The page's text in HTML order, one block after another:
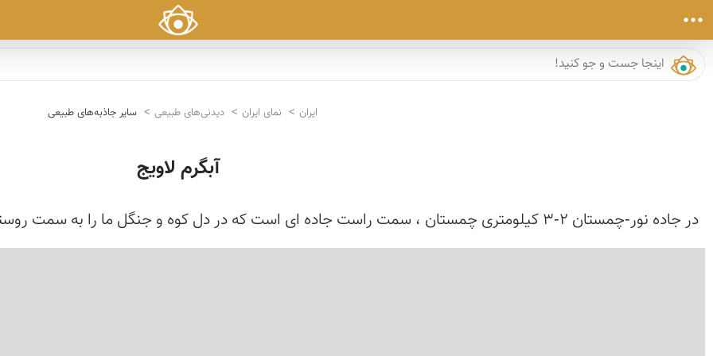
ایران نمای ایران دیدنی‌های طبیعی سایر جاذبه‌های طبیعی
آبگرم لاویج
در جاده نور-چمستان 2-3 كیلومتری چمستان ، سمت راست جاده ای است كه در دل كوه و جنگل ما را به سمت روستایی می برد بنام لاویج كه علاوه بر طبیعت رویایی و طر...